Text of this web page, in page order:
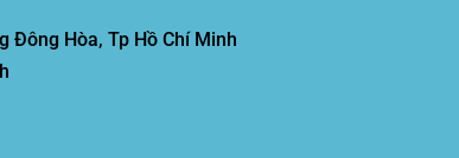
Đông Hòa, Tp Hồ Chí Minh